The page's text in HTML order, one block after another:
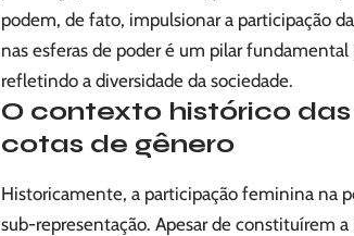
podem, de fato, impulsionar a participação
nas esferas de poder é um pilar
refletindo a diversidade da sociedade.
O contexto histórico
cotas de gênero
Historicamente, a participação feminina na
sub-representação. Apesar de constituírem